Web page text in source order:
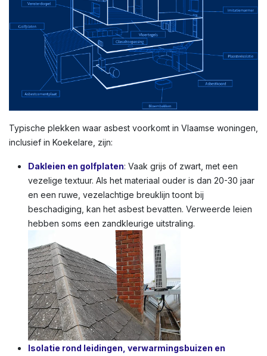
Typische plekken waar asbest voorkomt in Vlaamse woningen,
inclusief in Koekelare, zijn:
Dakleien en golfplaten: Vaak grijs of zwart, met een
vezelige textuur. Als het materiaal ouder is dan 20-30 jaar
en een ruwe, vezelachtige breuklijn toont bij
beschadiging, kan het asbest bevatten. Verweerde leien
hebben soms een zandkleurige uitstraling.
Isolatie rond leidingen, verwarmingsbuizen en